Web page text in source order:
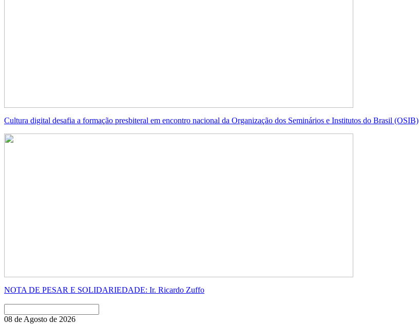
Cultura digital desafia a formação presbiteral em encontro nacional da Organização dos Seminários e Institutos do Brasil (OSIB)
NOTA DE PESAR E SOLIDARIEDADE: Ir. Ricardo Zuffo
08 de Agosto de 2026